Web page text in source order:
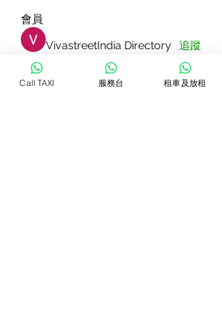
會員
VivastreetIndia Directory 追蹤
Dorable yong 追蹤
Call TAXI 服務台 租車及放租